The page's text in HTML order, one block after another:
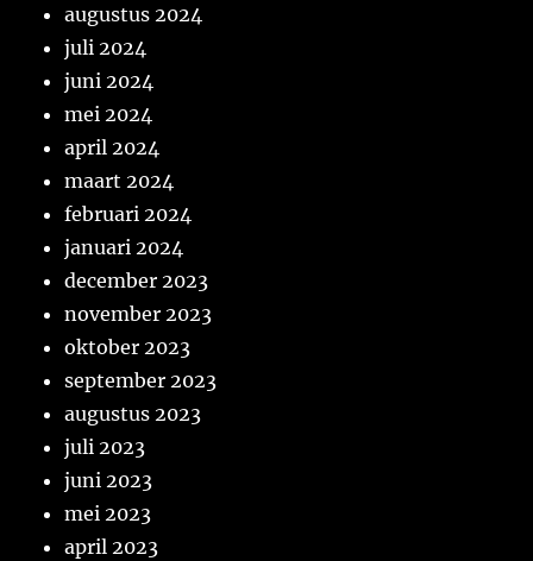
augustus 2024
juli 2024
juni 2024
mei 2024
april 2024
maart 2024
februari 2024
januari 2024
december 2023
november 2023
oktober 2023
september 2023
augustus 2023
juli 2023
juni 2023
mei 2023
april 2023